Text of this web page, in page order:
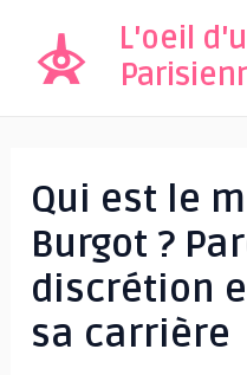
contenu
L'oeil
Qui est le
Burgot ?
discrétion
sa carrière